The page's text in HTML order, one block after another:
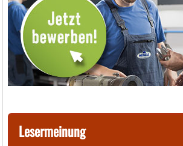
Lesermeinung